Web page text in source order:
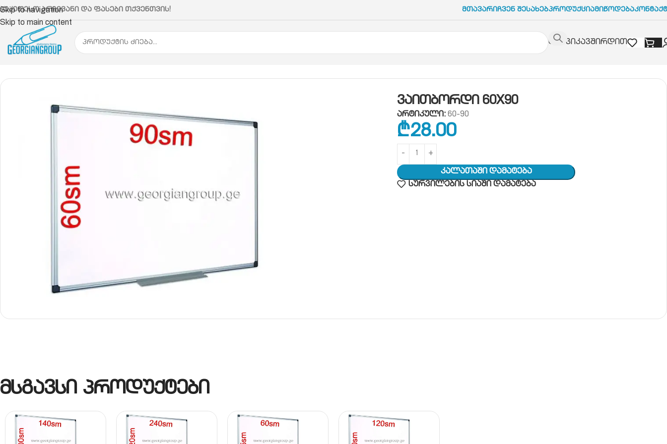
Skip to navigation
Skip to main content
არჩევანი და ფასები თქვენთვის! ᲛთავარიᲩვენ ᲨესახებᲞროდუქციაᲛიწოდება
დაგვიკავშირდით
ვაითბორდი 60X90
არტიკული:60-90
₾28.00
Კალათაში Დამატება
სურვილების სიაში დამატება
მსგავსი პროდუქტები